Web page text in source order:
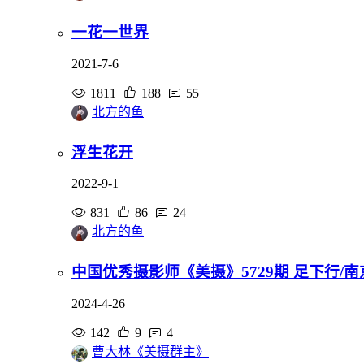
一花一世界
2021-7-6
1811 188
55
北方的鱼
浮生花开
2022-9-1
831 86
24
北方的鱼
中国优秀摄影师《美摄》5729期 足下行/南
2024-4-26
142 9
4
曹大林《美摄群主》